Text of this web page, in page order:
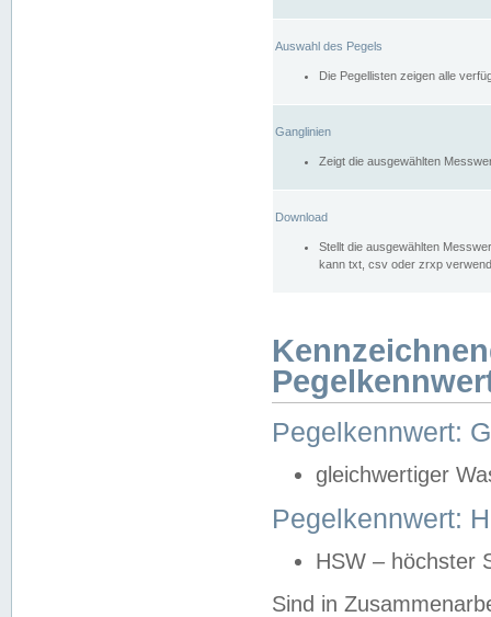
Auswahl des Pegels
Die Pegellisten zeigen alle
Ganglinien
Zeigt die ausgewählten
Download
Stellt die ausgewählten
kann txt, csv oder zrxp
Pegelkennwert:
gleichwertiger
Pegelkennwert:
HSW – höchster
Sind in